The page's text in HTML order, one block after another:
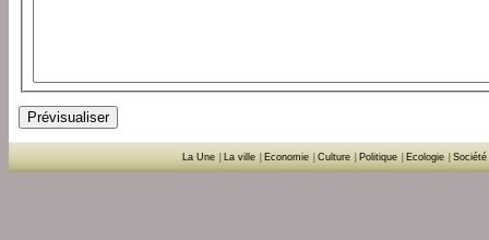
La Une La ville Economie Culture Politique Ecologie Société